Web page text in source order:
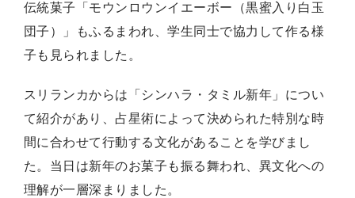
伝統菓子「モウンロウンイエーボー（黒蜜入り白玉
団子）」もふるまわれ、学生同士で協力して作る様
子も見られました。
スリランカからは「シンハラ・タミル新年」につい
て紹介があり、占星術によって決められた特別な時
間に合わせて行動する文化があることを学びまし
た。当日は新年のお菓子も振る舞われ、異文化への
理解が一層深まりました。